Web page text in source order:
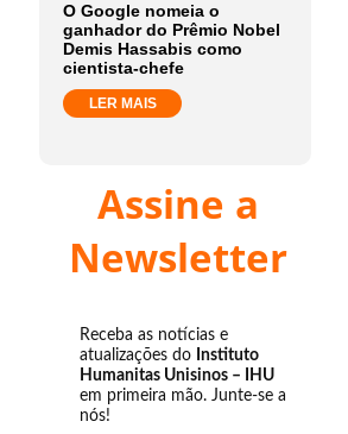
O Google nomeia o
ganhador do Prêmio Nobel
Demis Hassabis como
cientista-chefe
LER MAIS
Assine a
Newsletter
Receba as notícias e
atualizações do Instituto
Humanitas Unisinos – IHU
em primeira mão. Junte-se a
nós!